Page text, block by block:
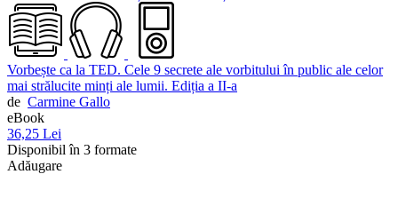
Vorbește ca la TED. Cele 9 secrete ale vorbitului în public ale celor
mai strălucite minți ale lumii. Ediția a II-a
de Carmine Gallo
eBook
36,25 Lei
Disponibil în 3 formate
Adăugare